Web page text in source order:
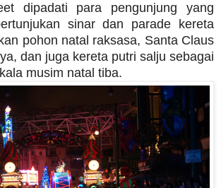
dipadati para pengunjung yang
sinar dan parade kereta
pohon natal raksasa, Santa Claus
dan juga kereta putri salju sebagai
musim natal tiba.